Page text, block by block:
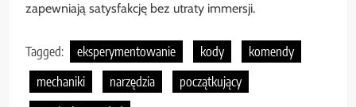
zapewniają satysfakcję bez utraty immersji.
Tagged: eksperymentowanie kody
komendy
mechaniki
narzędzia
początkujący